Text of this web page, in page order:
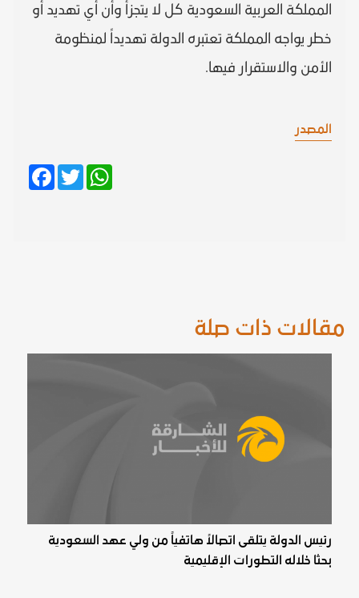
مقالات ذات صلة
رئيس الدولة يتلقى اتصالاً هاتفياً من ولي عهد السعودية
بحثا خلاله التطورات الإقليمية
المملكة العربية السعودية كل لا يتجزأ وأن أي تهديد أو
خطر يواجه المملكة تعتبره الدولة تهديداً لمنظومة
الأمن والاستقرار فيها.
المصدر
Facebook
Twitter